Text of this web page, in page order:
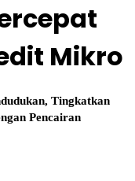
Mikro
Tingkatkan
Pencairan